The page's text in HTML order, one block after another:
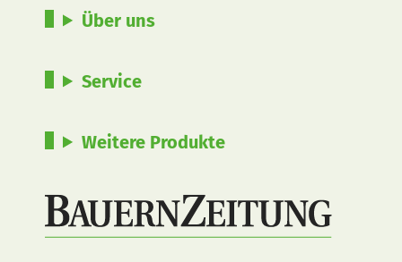
Über uns
Service
Weitere Produkte